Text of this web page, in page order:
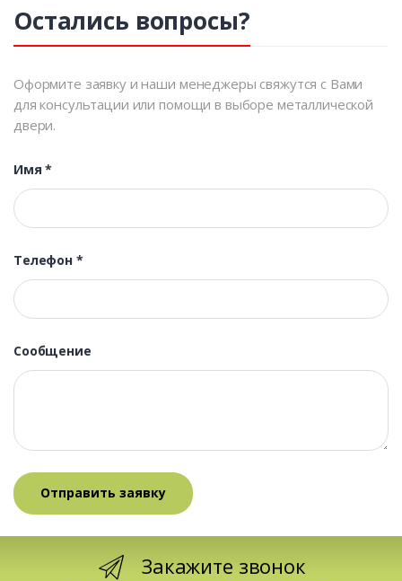
Остались вопросы?
Оформите заявку и наши менеджеры свяжутся с Вами
для консультации или помощи в выборе металлической
двери.
Имя*
Телефон *
Сообщение
Закажите звонок